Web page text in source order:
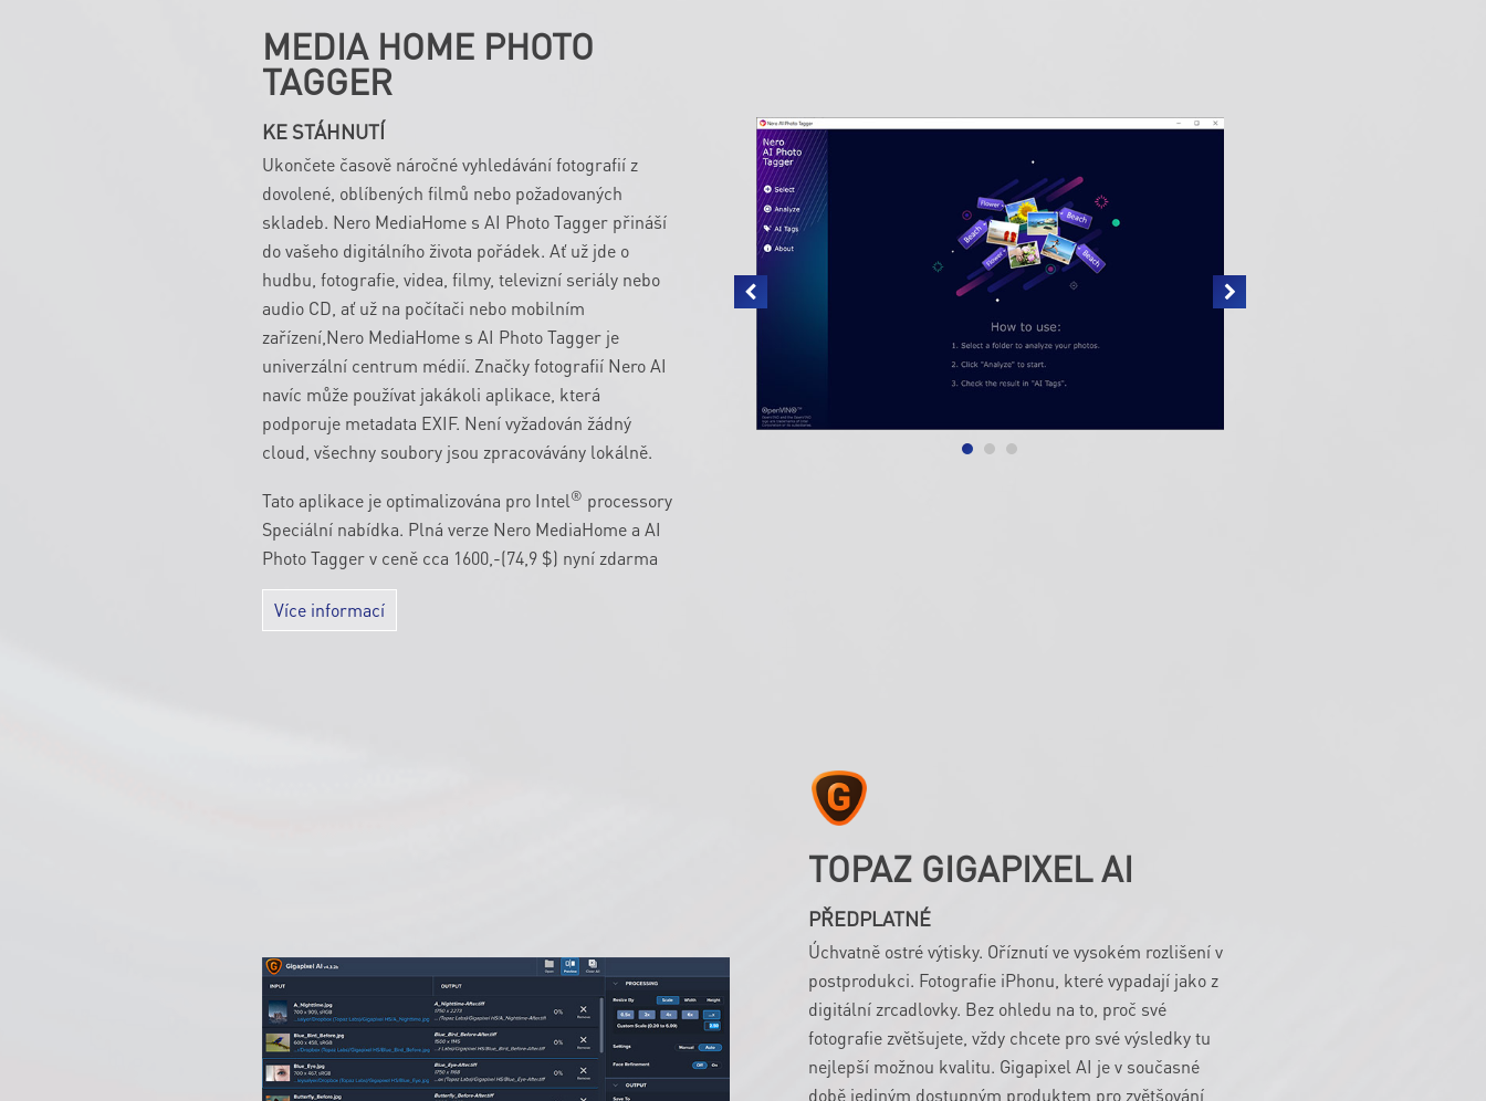
MEDIA HOME PHOTO
TAGGER
KE STÁHNUTÍ
Ukončete časově náročné vyhledávání fotografií z
dovolené, oblíbených filmů nebo požadovaných
skladeb. Nero MediaHome s AI Photo Tagger přináší
do vašeho digitálního života pořádek. Ať už jde o
hudbu, fotografie, videa, filmy, televizní seriály nebo
audio CD, ať už na počítači nebo mobilním
zařízení,Nero MediaHome s AI Photo Tagger je
univerzální centrum médií. Značky fotografií Nero AI
navíc může používat jakákoli aplikace, která
podporuje metadata EXIF. Není vyžadován žádný
cloud, všechny soubory jsou zpracovávány lokálně.
Tato aplikace je optimalizována pro Intel® processory
Speciální nabídka. Plná verze Nero MediaHome a AI
Photo Tagger v ceně cca 1600,-(74,9 $) nyní zdarma
Více informací
TOPAZ GIGAPIXEL AI
PŘEDPLATNÉ
Úchvatně ostré výtisky. Oříznutí ve vysokém rozlišení v
postprodukci. Fotografie iPhonu, které vypadají jako z
digitální zrcadlovky. Bez ohledu na to, proč své
fotografie zvětšujete, vždy chcete pro své výsledky tu
nejlepší možnou kvalitu. Gigapixel AI je v současné
době jediným dostupným produktem pro zvětšování